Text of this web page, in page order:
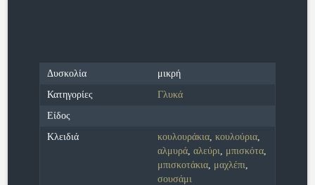
Δυσκολία
μικρή
Κατηγορίες
Γλυκά
Είδος
Κλειδιά
κουλουράκια, κουλούρια,
αλμυρά, αλεύρι, μπισκότα,
μπισκοτάκια, μαχλέπι,
σουσάμι